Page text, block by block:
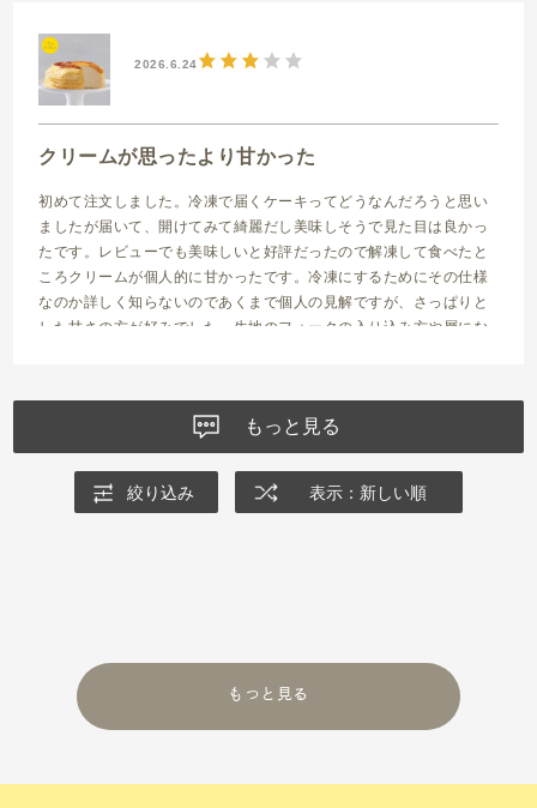
2026.6.24
クリームが思ったより甘かった
初めて注文しました。冷凍で届くケーキってどうなんだろうと思い
ましたが届いて、開けてみて綺麗だし美味しそうで見た目は良かっ
たです。レビューでも美味しいと好評だったので解凍して食べたと
ころクリームが個人的に甘かったです。冷凍にするためにその仕様
なのか詳しく知らないのであくまで個人の見解ですが、さっぱりと
した甘さの方が好みでした。生地のフォークの入り込み方や層にな
しいです。
ミルクレープ はじまり 15cmもっと見る
絞り込み 表示：新しい順
もっと見る